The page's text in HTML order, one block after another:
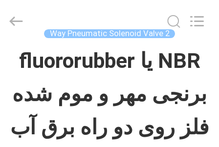
خانه
محصولات
درباره
Online
Market.
Developed
2 Way Pneumatic Solenoid Valve
NBR یا fluororubber
برنجی مهر و موم شده
فلز روی دو راه برق آب